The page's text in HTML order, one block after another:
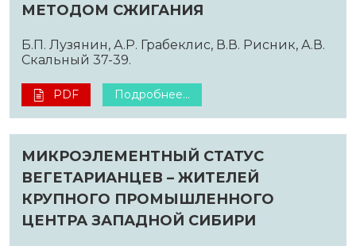
МЕТОДОМ СЖИГАНИЯ
Б.П. Лузянин, А.Р. Грабеклис, В.В. Рисник, А.В.
Скальный 37-39.
PDF Подробнее...
МИКРОЭЛЕМЕНТНЫЙ СТАТУС
ВЕГЕТАРИАНЦЕВ – ЖИТЕЛЕЙ
КРУПНОГО ПРОМЫШЛЕННОГО
ЦЕНТРА ЗАПАДНОЙ СИБИРИ